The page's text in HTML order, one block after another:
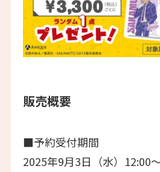
販売概要
■‭予約受付期間
2025年9月3日（水）12:00